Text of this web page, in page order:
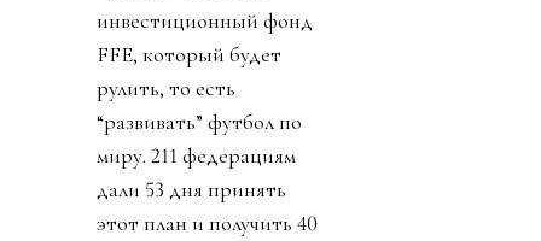
инвестиционный фонд
FFE, который будет
рулить, то есть
“развивать” футбол по
миру. 211 федерациям
дали 53 дня принять
этот план и получить 40